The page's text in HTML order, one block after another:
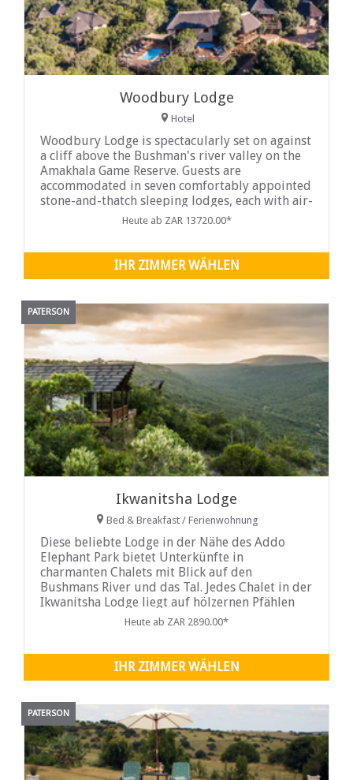
Woodbury Lodge
Hotel
Woodbury Lodge is spectacularly set on against
a cliff above the Bushman's river valley on the
Amakhala Game Reserve. Guests are
accommodated in seven comfortably appointed
stone-and-thatch sleeping lodges, each with air-
conditioning and en-suite bathrooms.
Heute ab ZAR 13720.00*
IHR ZIMMER WÄHLEN
PATERSON
Ikwanitsha Lodge
Bed & Breakfast / Ferienwohnung
Diese beliebte Lodge in der Nähe des Addo
Elephant Park bietet Unterkünfte in
charmanten Chalets mit Blick auf den
Bushmans River und das Tal. Jedes Chalet in der
Ikwanitsha Lodge liegt auf hölzernen Pfählen
und bietet einen spektakulären Blick über das
Heute ab ZAR 2890.00*
IHR ZIMMER WÄHLEN
PATERSON